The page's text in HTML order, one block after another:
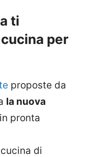
ti
per
proposte da
la nuova
pronta
di